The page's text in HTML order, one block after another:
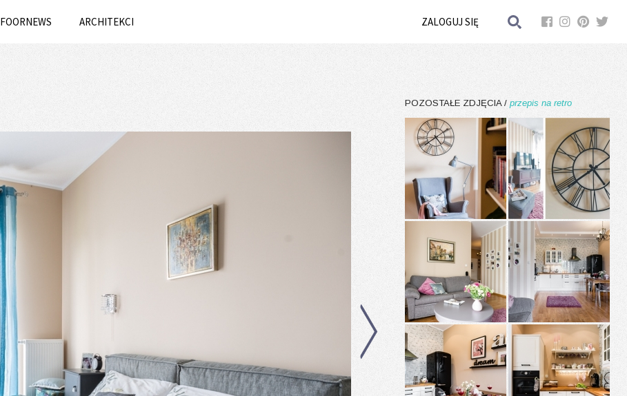
FOORNEWS ARCHITEKCI ZALOGUJ SIĘ
POZOSTAŁE ZDJĘCIA / przepis na retro